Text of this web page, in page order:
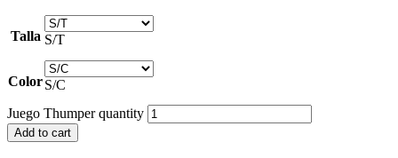
Talla S/T
ColorS/C
Juego Thumper quantity
Add to cart